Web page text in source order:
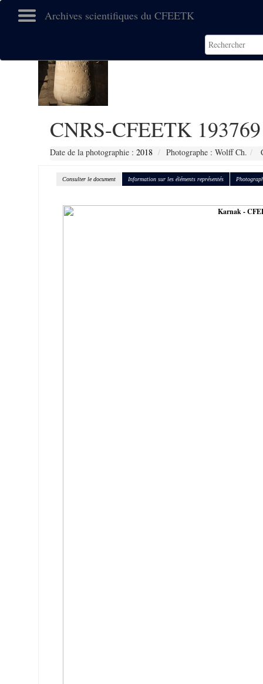
Archives scientifiques du CFEETK
CNRS-CFEETK 193769
Date de la photographie : 2018 Photographe : Wolff Ch.
Consulter le document Information sur les éléments représentés